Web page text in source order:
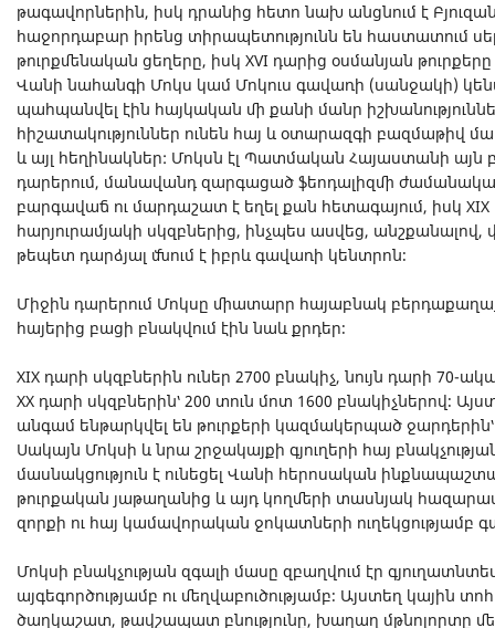
թագավորներին, իսկ դրանից հետո նախ անցնում է
հաջորդաբար իրենց տիրապետությունն են հաստատում
թուրքմենական ցեղերը, իսկ XVI դարից օսմանյան
Վանի նահանգի Մոկս կամ Մոկուս գավառի (սանջակի)
պահպանվել էին հայկական մի քանի մանր
հիշատակություններ ունեն հայ և օտարազգի բազմաթիվ
և այլ հեղինակներ: Մոկսն էլ Պատմական Հայաստանի այն
դարերում, մանավանդ զարգացած ֆեոդալիզմի
բարգավաճ ու մարդաշատ է եղել քան հետագայում, իսկ
հարյուրամյակի սկզբներից, ինչպես ասվեց, անշքանալով,
թեպետ դարձյալ մնում է իբրև գավառի կենտրոն։
Միջին դարերում Մոկսը միատարր հայաբնակ
հայերից բացի բնակվում էին նաև քրդեր։
XIX դարի սկզբներին ուներ 2700 բնակիչ, նույն դարի 70-
XX դարի սկզբներին՝ 200 տուն մոտ 1600 բնակիչներով։
անգամ ենթարկվել են թուրքերի կազմակերպած ջարդերին՝
Սակայն Մոկսի և նրա շրջակայքի գյուղերի հայ
մասնակցություն է ունեցել Վանի հերոսական
թուրքական յաթաղանից և այդ կողմերի տասնյակ
զորքի ու հայ կամավորական ջոկատների ուղեկցությամբ
Մոկսի բնակչության զգալի մասը զբաղվում էր
այգեգործությամբ ու մեղվաբուծությամբ։ Այստեղ կային
ծաղկաշատ, թավշապատ բնությունը, խաղաղ մթնոլորտը